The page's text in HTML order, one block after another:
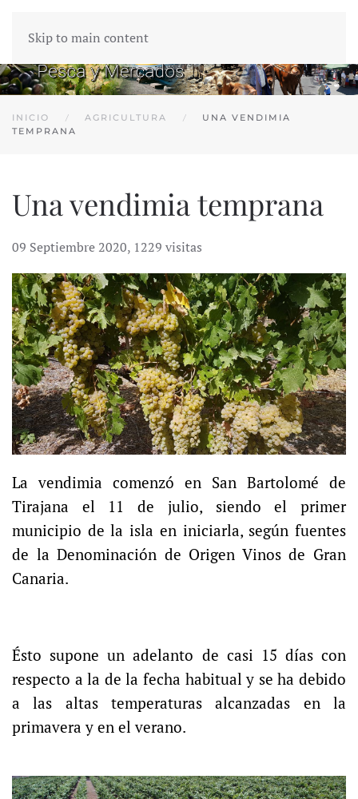
Skip to main content
INICIO AGRICULTURA
UNA VENDIMIA
TEMPRANA
Una vendimia temprana
09 Septiembre 2020, 1229 visitas
La vendimia comenzó en San Bartolomé de
Tirajana el 11 de julio, siendo el primer
municipio de la isla en iniciarla, según fuentes
de la Denominación de Origen Vinos de Gran
Canaria.
Ésto supone un adelanto de casi 15 días con
respecto a la de la fecha habitual y se ha debido
a las altas temperaturas alcanzadas en la
primavera y en el verano.